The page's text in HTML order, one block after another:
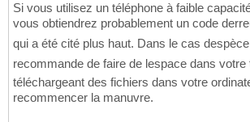
Si vous utilisez un téléphone à faible
vous obtiendrez probablement un code
qui a été cité plus haut. Dans le cas
recommande de faire de lespace dans
téléchargeant des fichiers dans votre
recommencer la manuvre.